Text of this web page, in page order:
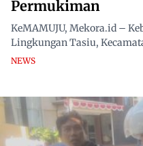
Permukiman
KeMAMUJU, Mekora.id –
Lingkungan Tasiu,
NEWS